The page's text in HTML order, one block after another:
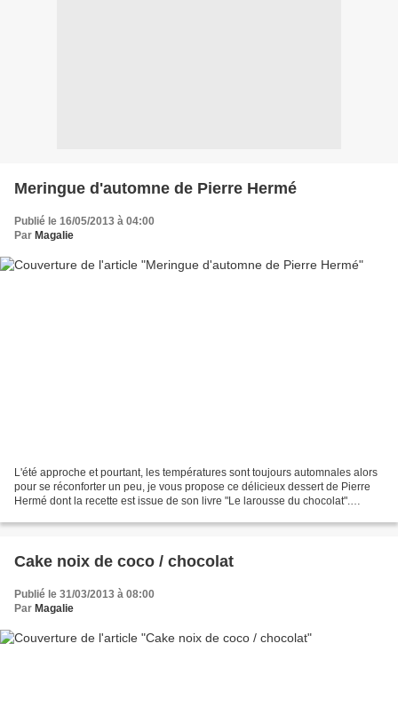
Meringue d'automne de Pierre Hermé
Publié le 16/05/2013 à 04:00
Par Magalie
L'été approche et pourtant, les températures sont toujours automnales alors
pour se réconforter un peu, je vous propose ce délicieux dessert de Pierre
Hermé dont la recette est issue de son livre "Le larousse du chocolat".
Cake noix de coco / chocolat
Publié le 31/03/2013 à 08:00
Par Magalie